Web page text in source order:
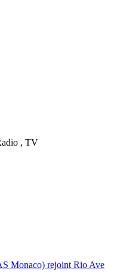
, TV
Monaco) rejoint Rio Ave